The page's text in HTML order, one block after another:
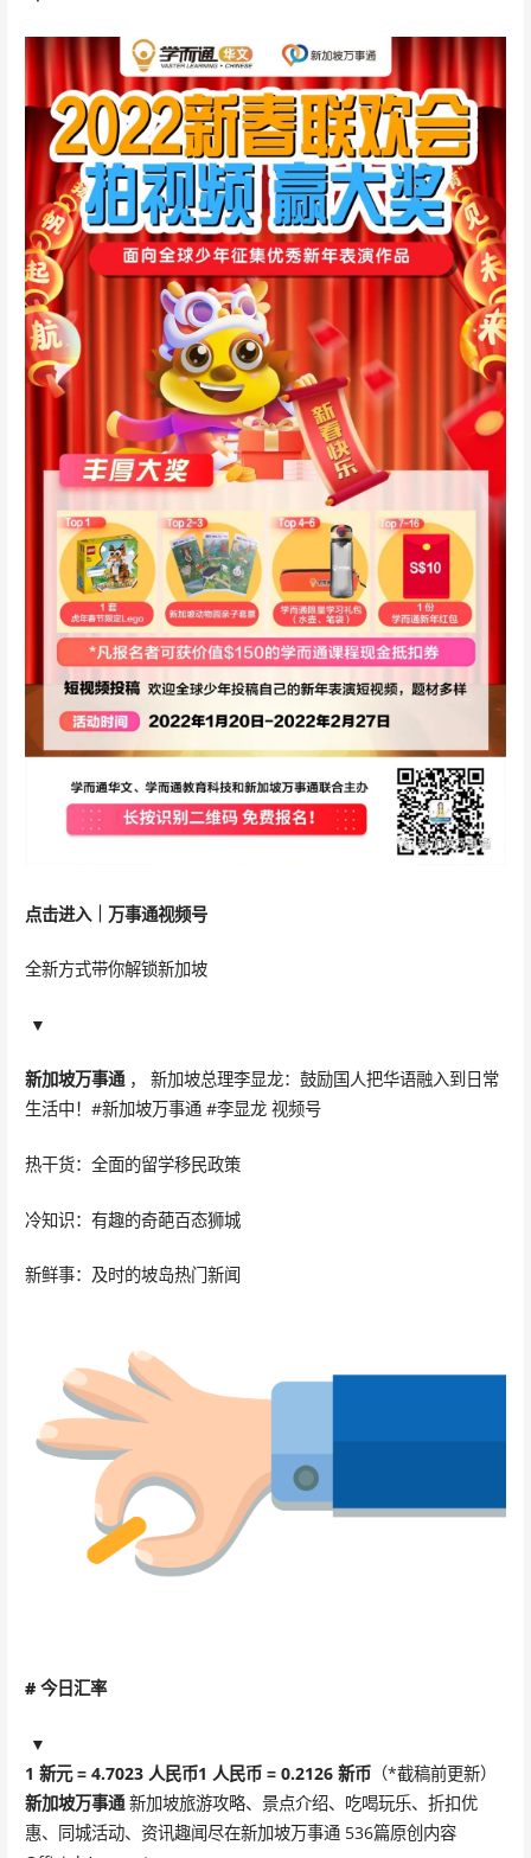
点击进入｜ 万事通视频号
全新方式带你解锁新加坡
▼
新加坡万事通， 新加坡总理李显龙：鼓励国人把华语融入到日常
生活中！#新加坡万事通 #李显龙 视频号
热干货：全面的留学移民政策
冷知识：有趣的奇葩百态狮城
新鲜事：及时的坡岛热门新闻
#今日汇率
▼
1 新元 = 4.7023 人民币1 人民币 = 0.2126 新币（*截稿前更新）
新加坡万事通新加坡旅游攻略、景点介绍、吃喝玩乐、折扣优
惠、同城活动、资讯趣闻尽在新加坡万事通 536篇原创内容